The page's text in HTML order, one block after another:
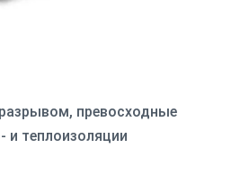
превосходные
и теплоизоляции